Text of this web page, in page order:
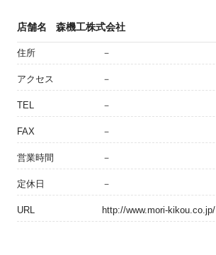
店舗名 森機工株式会社
住所 －
アクセス －
TEL －
FAX －
営業時間 －
定休日 －
URL http://www.mori-kikou.co.jp/